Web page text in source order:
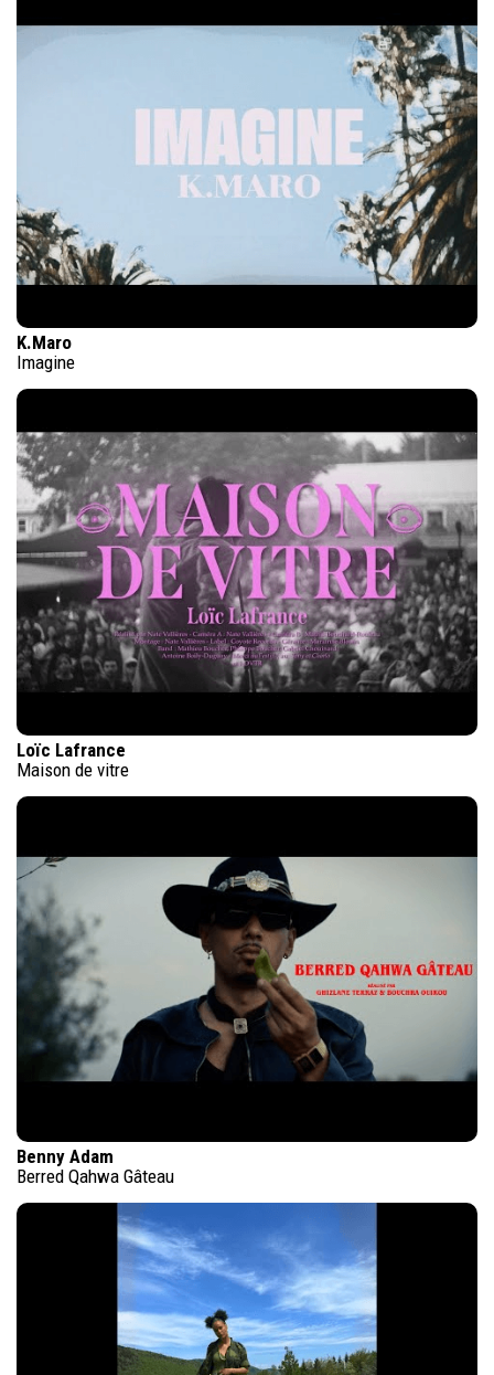
K.Maro
Imagine
Loïc Lafrance
Maison de vitre
Benny Adam
Berred Qahwa Gâteau